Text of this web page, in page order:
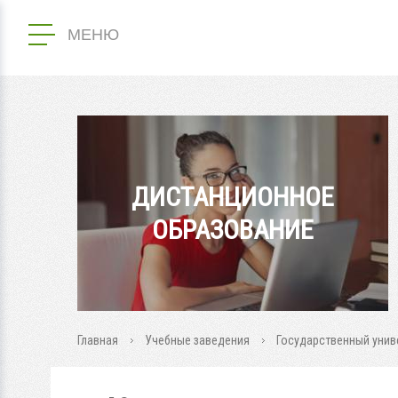
МЕНЮ
ДИСТАНЦИОННОЕ
ОБРАЗОВАНИЕ
Главная Учебные заведения Государственный